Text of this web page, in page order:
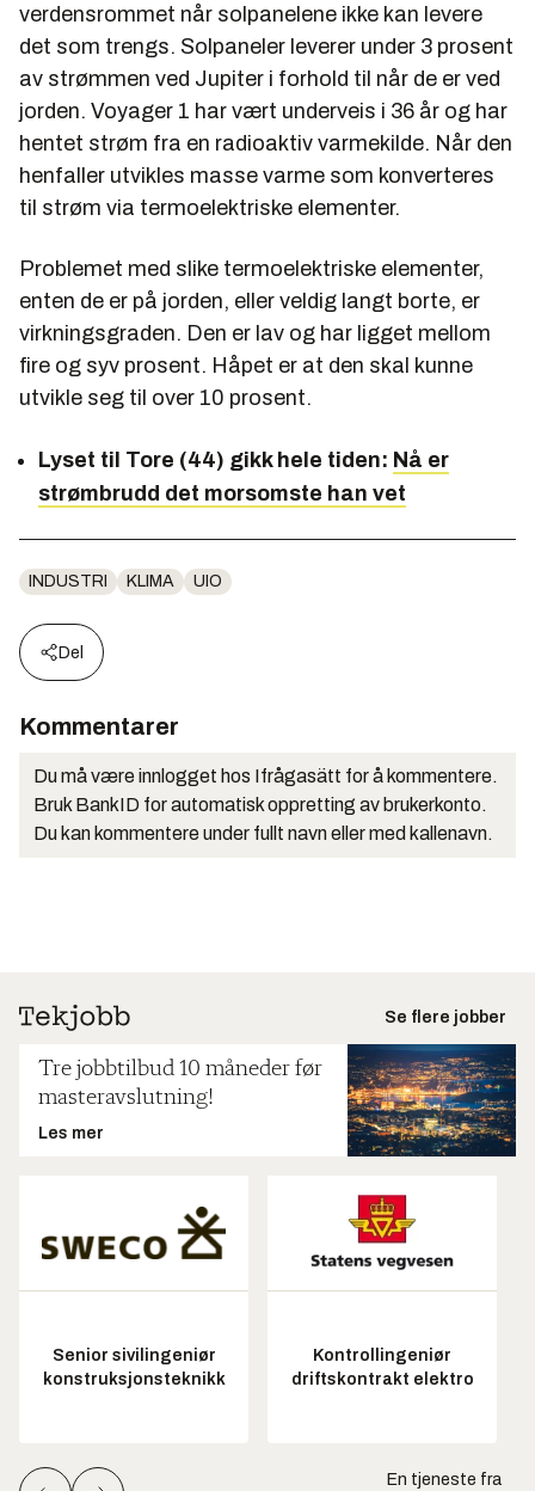
verdensrommet når solpanelene ikke kan levere
det som trengs. Solpaneler leverer under 3 prosent
av strømmen ved Jupiter i forhold til når de er ved
jorden. Voyager 1 har vært underveis i 36 år og har
hentet strøm fra en radioaktiv varmekilde. Når den
henfaller utvikles masse varme som konverteres
til strøm via termoelektriske elementer.
Problemet med slike termoelektriske elementer,
enten de er på jorden, eller veldig langt borte, er
virkningsgraden. Den er lav og har ligget mellom
fire og syv prosent. Håpet er at den skal kunne
utvikle seg til over 10 prosent.
Lyset til Tore (44) gikk hele tiden: Nå er
strømbrudd det morsomste han vet
INDUSTRI KLIMA UIO
Del
Kommentarer
Du må være innlogget hos Ifrågasätt for å kommentere.
Bruk BankID for automatisk oppretting av brukerkonto.
Du kan kommentere under fullt navn eller med kallenavn.
Se flere jobber
Tre jobbtilbud 10 måneder før
masteravslutning!
Les mer
Senior sivilingeniør
konstruksjonsteknikk
Kontrollingeniør
driftskontrakt elektro
En tjeneste fra